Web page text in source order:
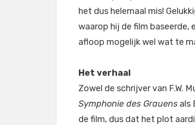
het dus helemaal mis!
waarop hij de film baseerde,
afloop mogelijk wel wat te
Het verhaal
Zowel de schrijver van F.W.
Symphonie des Grauens als
de film, dus dat het plot